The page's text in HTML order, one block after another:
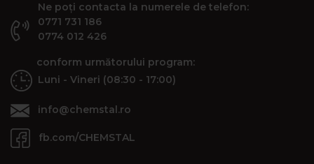
Ne poți contacta la numerele de telefon:
0771 731 186
0774 012 426
conform următorului program:
Luni - Vineri (08:30 - 17:00)
info@chemstal.ro
fb.com/CHEMSTAL